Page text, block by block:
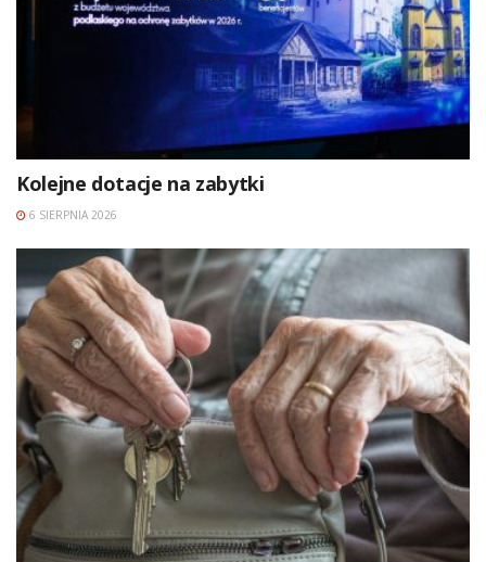
Kolejne dotacje na zabytki
6 SIERPNIA 2026